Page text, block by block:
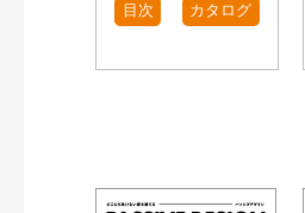
目次 カタログ